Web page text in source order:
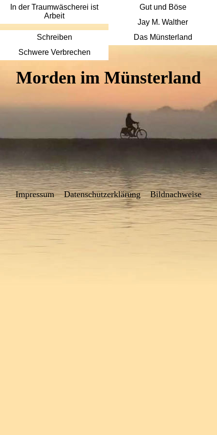
Morden im Münsterland
In der Traumwäscherei ist
Arbeit
Gut und Böse
Jay M. Walther
Schreiben
Das Münsterland
Schwere Verbrechen
Impressum Datenschutzerklärung Bildnachweise